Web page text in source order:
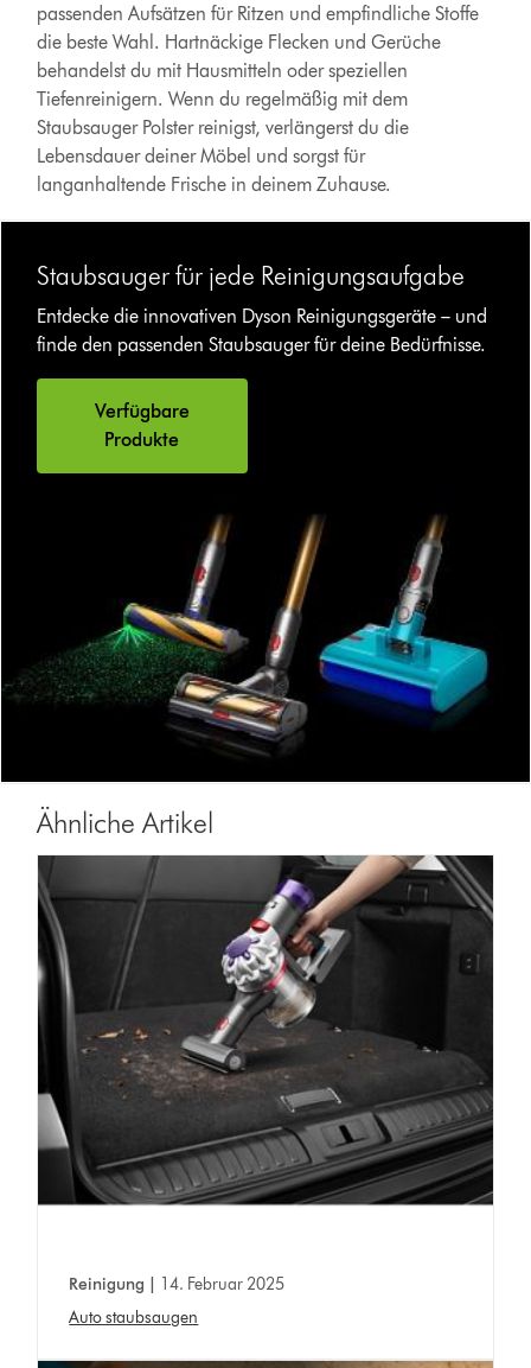
passenden Aufsätzen für Ritzen und empfindliche Stoffe
die beste Wahl. Hartnäckige Flecken und Gerüche
behandelst du mit Hausmitteln oder speziellen
Tiefenreinigern. Wenn du regelmäßig mit dem
Staubsauger Polster reinigst, verlängerst du die
Lebensdauer deiner Möbel und sorgst für
langanhaltende Frische in deinem Zuhause.
Staubsauger für jede Reinigungsaufgabe
Entdecke die innovativen Dyson Reinigungsgeräte – und
finde den passenden Staubsauger für deine Bedürfnisse.
Verfügbare
Produkte
Ähnliche Artikel
Reinigung |
14. Februar 2025
Auto staubsaugen